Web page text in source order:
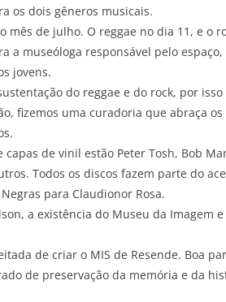
os dois gêneros musicais.
mês de julho. O reggae no dia 11, e o
a museóloga responsável pelo
jovens.
do reggae e do rock, por
fizemos uma curadoria que abraça
de vinil estão Peter Tosh, Bob
Todos os discos fazem parte do
para Claudionor Rosa.
a existência do Museu da Imagem e
de criar o MIS de Resende. Boa
de preservação da memória e da